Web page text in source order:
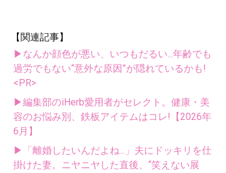
【関連記事】
▶なんか顔色が悪い、いつもだるい...年齢でも
過労でもない“意外な原因”が隠れているかも!
<PR>
▶編集部のiHerb愛用者がセレクト。健康・美
容のお悩み別、鉄板アイテムはコレ!【2026年
6月】
▶「離婚したいんだよね...」夫にドッキリを仕
掛けた妻。ニヤニヤした直後、“笑えない展